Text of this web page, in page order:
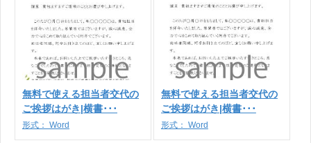
無料で使える担当者交代の
ご挨拶はがき|横書･･･
形式： Word
無料で使える担当者交代の
ご挨拶はがき|横書･･･
形式： Word